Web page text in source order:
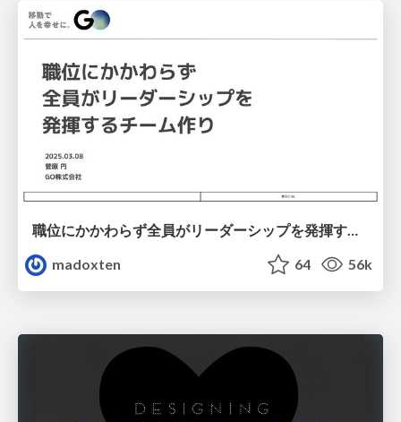
職位にかかわらず全員がリーダーシップを発揮するチーム作り / Building a team where everyone can demonstrate leadership regardless of position
madoxten
64 56k